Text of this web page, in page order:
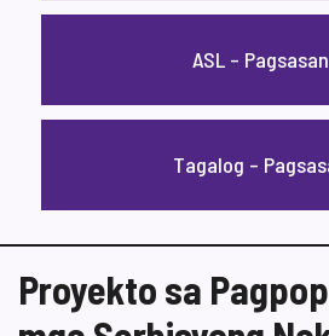
ASL –
Tagalog –
Proyekto sa